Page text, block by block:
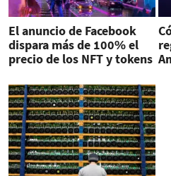
El anuncio de Facebook
dispara más de 100% el
precio de los NFT y tokens